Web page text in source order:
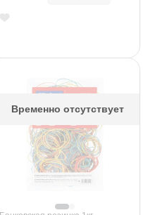
Временно отсутствует